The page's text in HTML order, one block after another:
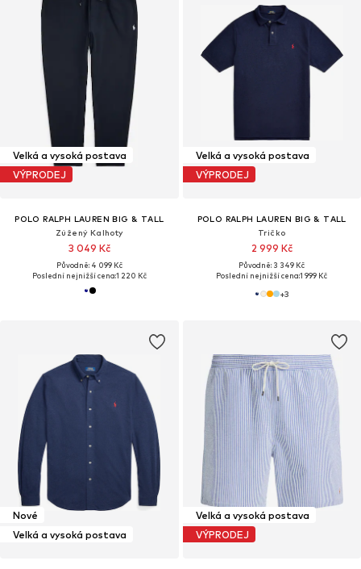
Velká a vysoká postava
VÝPRODEJ
POLO RALPH LAUREN BIG & TALL
Zúžený Kalhoty
3 049 Kč
Původně: 4 099 Kč
Poslední nejnižší cena:1 220 Kč
Velká a vysoká postava
VÝPRODEJ
POLO RALPH LAUREN BIG & TALL
Tričko
2 999 Kč
Původně: 3 349 Kč
Poslední nejnižší cena:1 999 Kč
+3
Nové
Velká a vysoká postava
Velká a vysoká postava
VÝPRODEJ